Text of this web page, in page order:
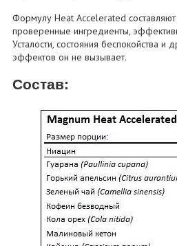
Формулу Heat Accelerated составляют
проверенные ингредиенты,
Усталости, состояния беспокойства
эффектов он не вызывает.
Состав: